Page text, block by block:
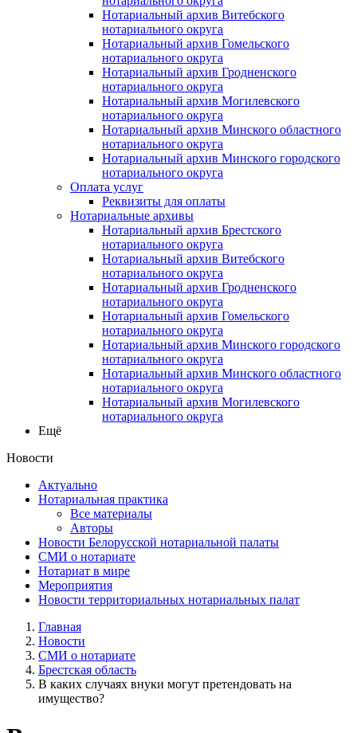
Нотариальный архив Витебского
нотариального округа
Нотариальный архив Гомельского
нотариального округа
Нотариальный архив Гродненского
нотариального округа
Нотариальный архив Могилевского
нотариального округа
Нотариальный архив Минского областного
нотариального округа
Нотариальный архив Минского городского
нотариального округа
Оплата услуг
Реквизиты для оплаты
Нотариальные архивы
Нотариальный архив Брестского
нотариального округа
Нотариальный архив Витебского
нотариального округа
Нотариальный архив Гродненского
нотариального округа
Нотариальный архив Гомельского
нотариального округа
Нотариальный архив Минского городского
нотариального округа
Нотариальный архив Минского областного
нотариального округа
Нотариальный архив Могилевского
нотариального округа
Ещё
Новости
Актуально
Нотариальная практика
Все материалы
Авторы
Новости Белорусской нотариальной палаты
СМИ о нотариате
Нотариат в мире
Мероприятия
Новости территориальных нотариальных палат
Главная
Новости
СМИ о нотариате
Брестская область
В каких случаях внуки могут претендовать на
имущество?